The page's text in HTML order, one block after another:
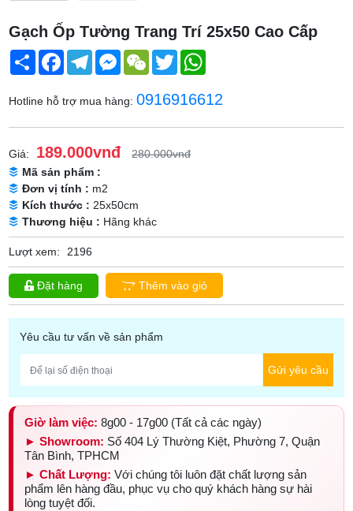
Gạch Ốp Tường Trang Trí 25x50 Cao Cấp
Share FacebookTelegramMessenger
WeChatTwitter
Hotline hỗ trợ mua hàng:0916916612
Giá: 189.000vnđ
280.000vnđ
Mã sản phẩm :
Đơn vị tính : m2
Kích thước : 25x50cm
Thương hiệu : Hãng khác
Lượt xem: 2196
Đặt hàng Thêm vào giỏ
Yêu cầu tư vấn về sản phẩm
Gửi yêu cầu
Giờ làm việc: 8g00 - 17g00 (Tất cả các ngày)
► Showroom: Số 404 Lý Thường Kiệt, Phường 7, Quận
Tân Bình, TPHCM
► Chất Lượng: Với chúng tôi luôn đặt chất lượng sản
phẩm lên hàng đầu, phục vụ cho quý khách hàng sự hài
lòng tuyệt đối.